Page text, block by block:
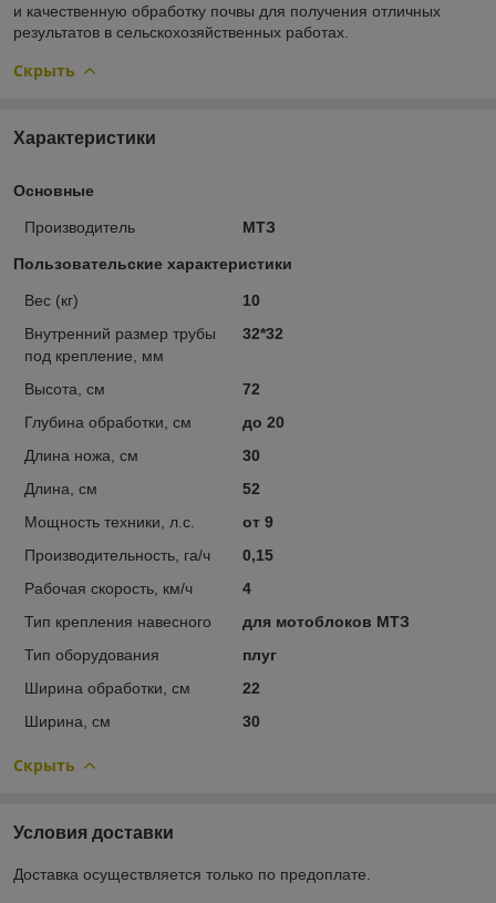
и качественную обработку почвы для получения отличных
результатов в сельскохозяйственных работах.
Скрыть
Характеристики
Основные
Производитель МТЗ
Пользовательские характеристики
Вес (кг)
10
Внутренний размер трубы
под крепление, мм
32*32
Высота, см
72
Глубина обработки, см
до 20
Длина ножа, см
30
Длина, см
52
Мощность техники, л.с.
от 9
Производительность, га/ч
0,15
Рабочая скорость, км/ч
4
Тип крепления навесного
для мотоблоков МТЗ
Тип оборудования
плуг
Ширина обработки, см
22
Ширина, см
30
Скрыть
Условия доставки
Доставка осуществляется только по предоплате.